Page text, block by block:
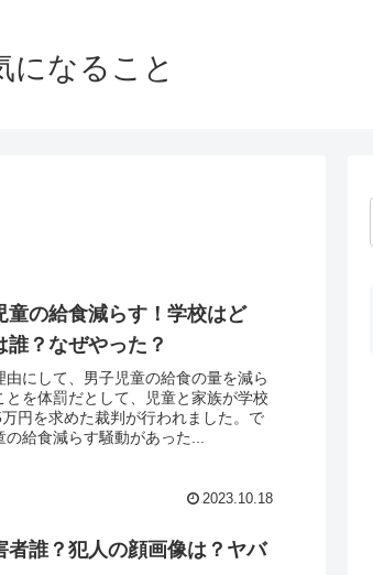
になること
童の給食減らす！学校はど
？なぜやった？
にして、男子児童の給食の量を減ら
を体罰だとして、児童と家族が学校
円を求めた裁判が行われました。で
給食減らす騒動があった...
2023.10.18
者誰？犯人の顔画像は？ヤバ